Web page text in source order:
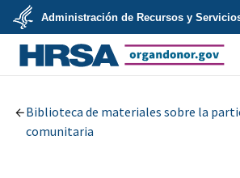
Skip
main
content
U.S.
Department
of
Health
Services
Administración de Recursos y
Biblioteca de materiales sobre la
comunitaria